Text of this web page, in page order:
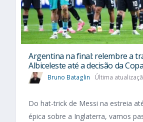
Argentina na final: relembre a
Albiceleste até a decisão da
Bruno Bataglin Última
Do hat-trick de Messi na estreia
épica sobre a Inglaterra, vamos